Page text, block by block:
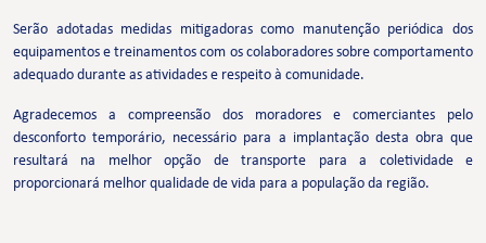
Serão adotadas medidas mitigadoras como manutenção periódica dos
equipamentos e treinamentos com os colaboradores sobre comportamento
adequado durante as atividades e respeito à comunidade.
Agradecemos a compreensão dos moradores e comerciantes pelo
desconforto temporário, necessário para a implantação desta obra que
resultará na melhor opção de transporte para a coletividade e
proporcionará melhor qualidade de vida para a população da região.